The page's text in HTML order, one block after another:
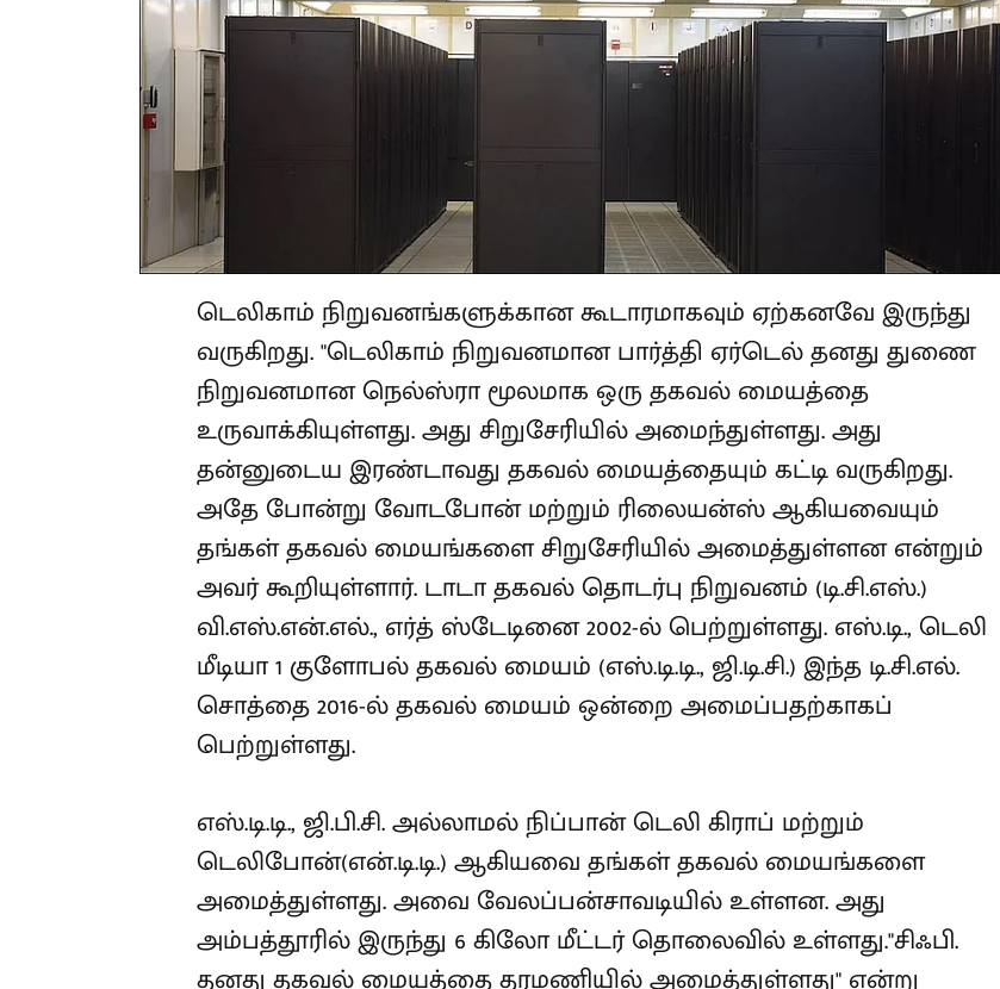
டெலிகாம் நிறுவனங்களுக்கான கூடாரமாகவும் ஏற்கனவே இருந்து
வருகிறது. "டெலிகாம் நிறுவனமான பார்த்தி ஏர்டெல் தனது துணை
நிறுவனமான நெல்ஸ்ரா மூலமாக ஒரு தகவல் மையத்தை
உருவாக்கியுள்ளது. அது சிறுசேரியில் அமைந்துள்ளது. அது
தன்னுடைய இரண்டாவது தகவல் மையத்தையும் கட்டி வருகிறது.
அதே போன்று வோடபோன் மற்றும் ரிலையன்ஸ் ஆகியவையும்
தங்கள் தகவல் மையங்களை சிறுசேரியில் அமைத்துள்ளன என்றும்
அவர் கூறியுள்ளார். டாடா தகவல் தொடர்பு நிறுவனம் (டி.சி.எஸ்.)
வி.எஸ்.என்.எல்., எர்த் ஸ்டேடினை 2002-ல் பெற்றுள்ளது. எஸ்.டி., டெலி
மீடியா 1 குளோபல் தகவல் மையம் (எஸ்.டி.டி., ஜி.டி.சி.) இந்த டி.சி.எல்.
சொத்தை 2016-ல் தகவல் மையம் ஒன்றை அமைப்பதற்காகப்
பெற்றுள்ளது.
எஸ்.டி.டி., ஜி.பி.சி. அல்லாமல் நிப்பான் டெலி கிராப் மற்றும்
டெலிபோன்(என்.டி.டி.) ஆகியவை தங்கள் தகவல் மையங்களை
அமைத்துள்ளது. அவை வேலப்பன்சாவடியில் உள்ளன. அது
அம்பத்தூரில் இருந்து 6 கிலோ மீட்டர் தொலைவில் உள்ளது."சிஃபி.
தனது தகவல் மையத்தை தரமணியில் அமைத்துள்ளது" என்று